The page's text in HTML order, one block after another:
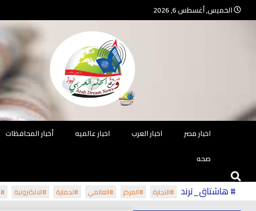
الخميس, أغسطس 6, 2026
جريدة مستقلة – صحافة تضيئ لك الواقع
اخبار مصر
اخبار العرب اخبار عالميه أخبار المحافظات
صحه
# هاشتاق_ترند #التجارة #المركز #العالمي #لحماية #الالكترونية